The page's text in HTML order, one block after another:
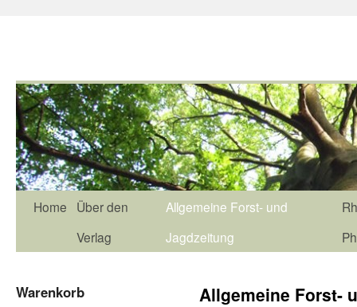
Home
Über den
Verlag
Allgemeine Forst- und
Jagdzeitung
Allgemeine Forst-
Warenkorb